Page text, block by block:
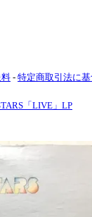
- 特定商取引法に
「LIVE」LP